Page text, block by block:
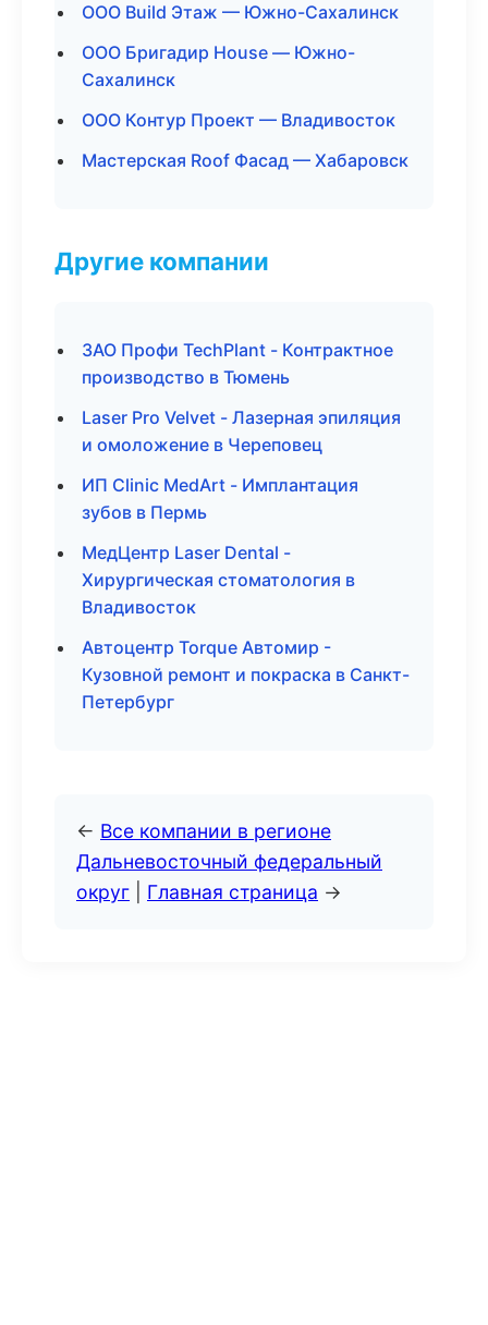
ООО Build Этаж — Южно-Сахалинск
ООО Бригадир House — Южно-
Сахалинск
ООО Контур Проект — Владивосток
Мастерская Roof Фасад — Хабаровск
Другие компании
ЗАО Профи TechPlant - Контрактное
производство в Тюмень
Laser Pro Velvet - Лазерная эпиляция
и омоложение в Череповец
ИП Clinic MedArt - Имплантация
зубов в Пермь
МедЦентр Laser Dental -
Хирургическая стоматология в
Владивосток
Автоцентр Torque Автомир -
Кузовной ремонт и покраска в Санкт-
Петербург
← Все компании в регионе
Дальневосточный федеральный
округ
Главная страница →